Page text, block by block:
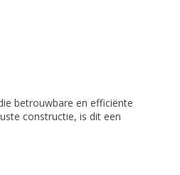
betrouwbare en efficiënte
constructie, is dit een